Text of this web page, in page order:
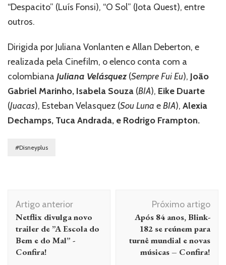
“Despacito” (Luís Fonsi), “O Sol” (Jota Quest), entre
outros.
Dirigida por Juliana Vonlanten e Allan Deberton, e
realizada pela Cinefilm, o elenco conta com a
colombiana Juliana Velásquez(Sempre Fui Eu), João
Gabriel Marinho, Isabela Souza (BIA), Eike Duarte
(Juacas), Esteban Velasquez (Sou Luna eBIA), Alexia
Dechamps, Tuca Andrada, e Rodrigo Frampton.
#Disneyplus
de
post
Artigo anterior
Netflix divulga novo
trailer de ”A Escola do
Bem e do Mal” -
Confira!
Próximo artigo
Após 84 anos, Blink-
182 se reúnem para
turnê mundial e novas
músicas – Confira!